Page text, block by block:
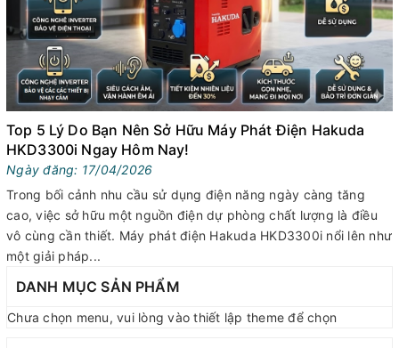
Top 5 Lý Do Bạn Nên Sở Hữu Máy Phát Điện Hakuda
HKD3300i Ngay Hôm Nay!
Ngày đăng: 17/04/2026
Trong bối cảnh nhu cầu sử dụng điện năng ngày càng tăng
cao, việc sở hữu một nguồn điện dự phòng chất lượng là điều
vô cùng cần thiết. Máy phát điện Hakuda HKD3300i nổi lên như
một giải pháp...
DANH MỤC SẢN PHẨM
Chưa chọn menu, vui lòng vào thiết lập theme để chọn